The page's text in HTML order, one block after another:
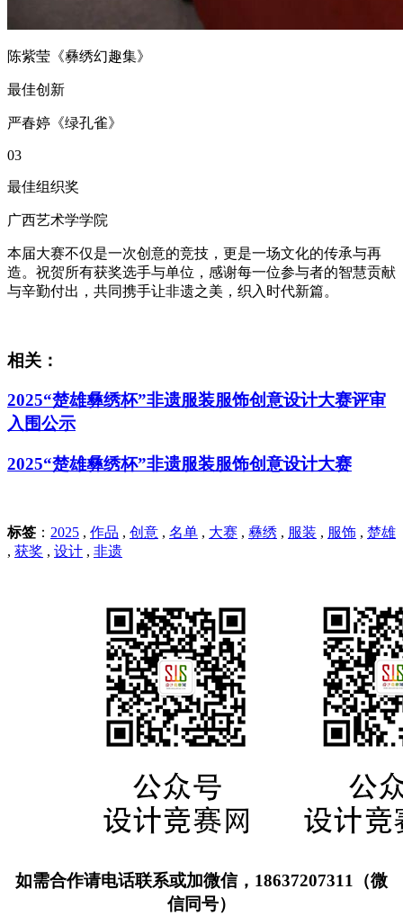
陈紫莹《彝绣幻趣集》
最佳创新
严春婷《绿孔雀》
03
最佳组织奖
广西艺术学学院
本届大赛不仅是一次创意的竞技，更是一场文化的传承与再
造。祝贺所有获奖选手与单位，感谢每一位参与者的智慧贡献
与辛勤付出，共同携手让非遗之美，织入时代新篇。
相关：
2025“楚雄彝绣杯”非遗服装服饰创意设计大赛评审
入围公示
2025“楚雄彝绣杯”非遗服装服饰创意设计大赛
标签 ： 2025 , 作品 , 创意 , 名单 , 大赛 , 彝绣 , 服装 , 服饰 , 楚雄
, 获奖 , 设计 , 非遗
如需合作请电话联系或加微信，18637207311（微
信同号）